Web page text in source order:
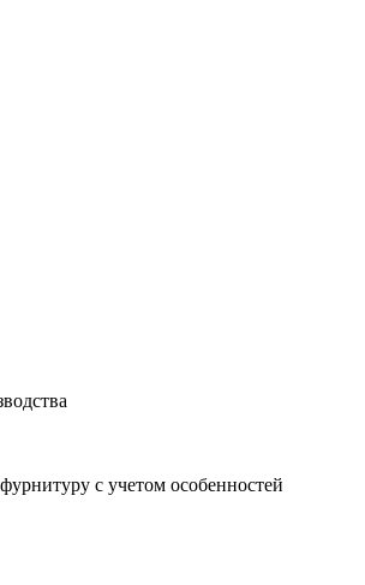
с учетом особенностей